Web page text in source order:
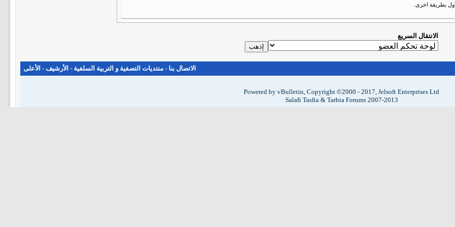
بطريقة اخرى.
الانتقال السريع
الاتصال بنا - منتديات التصفية و التربية السلفية - الأرشيف - الأعلى
Powered by vBulletin, Copyright ©2000 - 2017, Jelsoft Enterprises Ltd
Salafi Tasfia & Tarbia Forums 2007-2013